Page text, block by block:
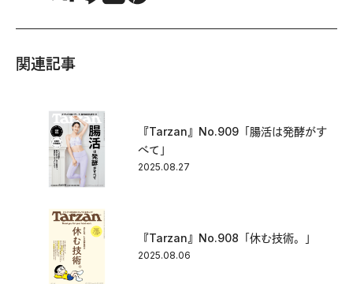
関連記事
『Tarzan』No.909「腸活は発酵がす
べて」
2025.08.27
『Tarzan』No.908「休む技術。」
2025.08.06